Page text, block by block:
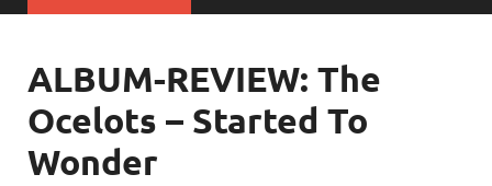
ALBUM-REVIEW: The
Ocelots – Started To
Wonder